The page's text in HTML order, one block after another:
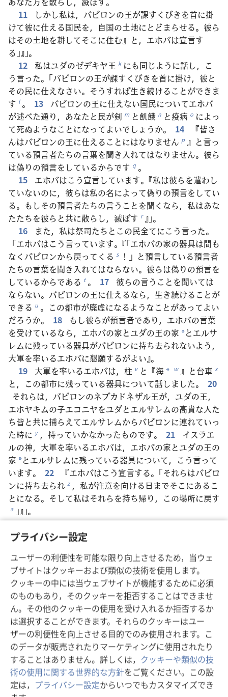
プライバシー設定
ユーザーの利便性を可能な限り向上させるため，当ウェ
ブサイトはクッキーおよび類似の技術を使用します。
クッキーの中には当ウェブサイトが機能するために必須
のものもあり，そのクッキーを拒否することはできませ
ん。その他のクッキーの使用を受け入れるか拒否するか
は選択することができます。それらのクッキーはユー
ザーの利便性を向上させる目的でのみ使用されます。こ
のデータが販売されたりマーケティングに使用されたり
することはありません。詳しくは， クッキーや類似の技
術の使用に関する世界的な方針をご覧ください。この設
定は， プライバシー設定からいつでもカスタマイズでき
11
しかし私は，バビロンの王が課すくびきを首に掛
けて彼に仕える国民を，自国の土地にとどまらせる。彼ら
はその土地を耕してそこに住む』と，エホバは宣言す
る」』」。
12
私はユダのゼデキヤ王 k にも同じように話し，こ
う言った。「バビロンの王が課すくびきを首に掛け，彼と
その民に仕えなさい。そうすれば生き続けることができま
す l 。 13 バビロンの王に仕えない国民についてエホバ
が述べた通り，あなたと民が剣 m と飢餓 n と疫病 o によっ
て死ぬようなことになってよいでしょうか。
14
『皆さ
んはバビロンの王に仕えることにはなりません p 』と言っ
ている預言者たちの言葉を聞き入れてはなりません。彼ら
は偽りの預言をしているからです q 。
15
エホバはこう宣言しています。『私は彼らを遣わし
ていないのに，彼らは私の名によって偽りの預言をしてい
る。もしその預言者たちの言うことを聞くなら，私はあな
たたちを彼らと共に散らし，滅ぼす r 』」。
16
また，私は祭司たちとこの民全てにこう言った。
「エホバはこう言っています。『「エホバの家の器具は間も
なくバビロンから戻ってくる s
！」と預言している預言者
たちの言葉を聞き入れてはならない。彼らは偽りの預言を
しているからである t 。 17
彼らの言うことを聞いては
ならない。バビロンの王に仕えるなら，生き続けることが
できる u 。この都市が廃虚になるようなことがあってよい
だろうか。
18
もし彼らが預言者であり，エホバの言葉
を受けているなら，エホバの家とユダの王の家 *とエルサ
レムに残っている器具がバビロンに持ち去られないよう，
大軍を率いるエホバに懇願するがよい』。
19
大軍を率いるエホバは，柱 v と『海 * w 』と台車 x
と，この都市に残っている器具について話しました。
20
それらは，バビロンのネブカドネザル王が，ユダの王，
エホヤキムの子エコニヤをユダとエルサレムの高貴な人た
ち皆と共に捕らえてエルサレムからバビロンに連れていっ
た時に y ，持っていかなかったものです。 21
イスラエ
ルの神，大軍を率いるエホバは，エホバの家とユダの王の
家 *とエルサレムに残っている器具について，こう言って
います。
22
『エホバはこう宣言する。「それらはバビロ
ンに持ち去られ z ，私が注意を向ける日までそこにあるこ
とになる。そして私はそれらを持ち帰り，この場所に戻す
a 」』」。
戻る
この出版物のコピーライト
Copyright©2026Watch Tower Bible and Tract Society of
Pennsylvania.
利用規約 |プライバシーに関する方針|プライバシー設定